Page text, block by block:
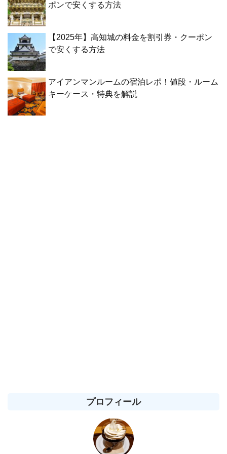
ポンで安くする方法
【2025年】高知城の料金を割引券・クーポン
で安くする方法
アイアンマンルームの宿泊レポ！値段・ルーム
キーケース・特典を解説
プロフィール